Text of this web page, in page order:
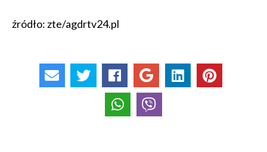
źródło: zte/agdrtv24.pl